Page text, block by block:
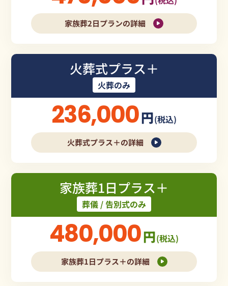
家族葬2日プランの詳細
火葬式プラス＋
火葬のみ
236,000円(税込)
火葬式プラス＋の詳細
家族葬1日プラス＋
葬儀 / 告別式のみ
480,000円(税込)
家族葬1日プラス＋の詳細